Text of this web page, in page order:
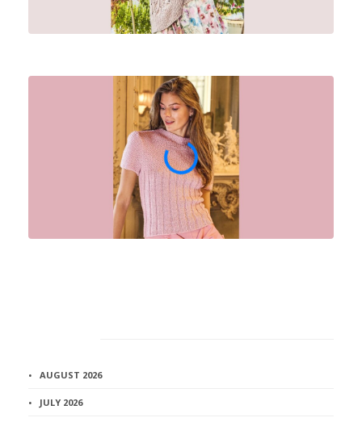
AUGUST 2026
JULY 2026